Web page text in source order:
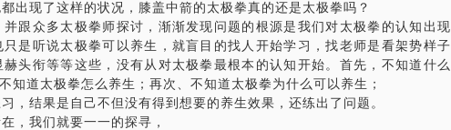
出现了这样的状况，膝盖中箭的太极拳真的还是太极拳吗？
跟众多太极拳师探讨，渐渐发现问题的根源是我们对太极拳的认知出现
是听说太极拳可以养生，就盲目的找人开始学习，找老师是看架势样子
头衔等等这些，没有从对太极拳最根本的认知开始。首先，不知道什么
知道太极拳怎么养生；再次、不知道太极拳为什么可以养生；
，结果是自己不但没有得到想要的养生效果，还练出了问题。
，我们就要一一的探寻，